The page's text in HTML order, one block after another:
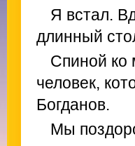
Я встал.
длинный
Спиной ко
человек,
Богданов.
Мы